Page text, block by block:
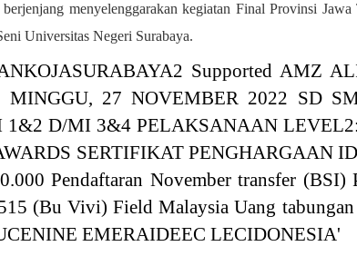
menyelenggarakan kegiatan Final Provinsi
Universitas Negeri Surabaya.